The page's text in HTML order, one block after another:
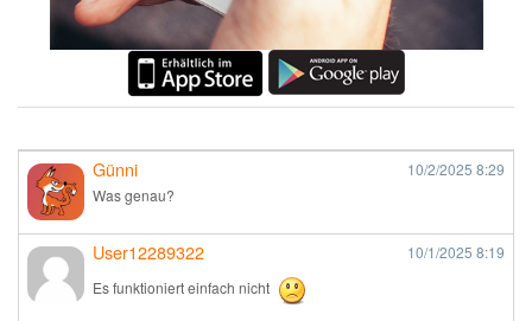
Günni 10/2/2025 8:29
Was genau?
User12289322 10/1/2025 8:19
Es funktioniert einfach nicht